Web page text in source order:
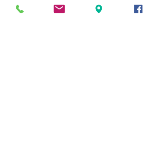
© 2018 PACHUS España-México